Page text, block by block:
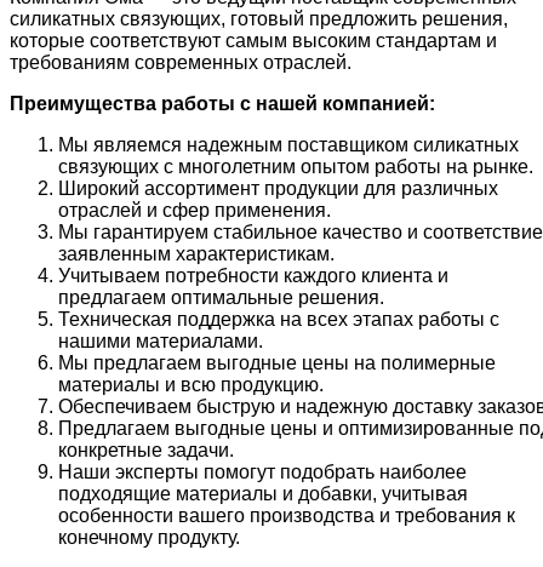
силикатных связующих, готовый предложить решения,
которые соответствуют самым высоким стандартам и
требованиям современных отраслей.
Преимущества работы с нашей компанией:
Мы являемся надежным поставщиком силикатных
связующих с многолетним опытом работы на рынке.
Широкий ассортимент продукции для различных
отраслей и сфер применения.
Мы гарантируем стабильное качество и соответствие
заявленным характеристикам.
Учитываем потребности каждого клиента и
предлагаем оптимальные решения.
Техническая поддержка на всех этапах работы с
нашими материалами.
Мы предлагаем выгодные цены на полимерные
материалы и всю продукцию.
Обеспечиваем быструю и надежную доставку
Предлагаем выгодные цены и оптимизированные
конкретные задачи.
Наши эксперты помогут подобрать наиболее
подходящие материалы и добавки, учитывая
особенности вашего производства и требования к
конечному продукту.